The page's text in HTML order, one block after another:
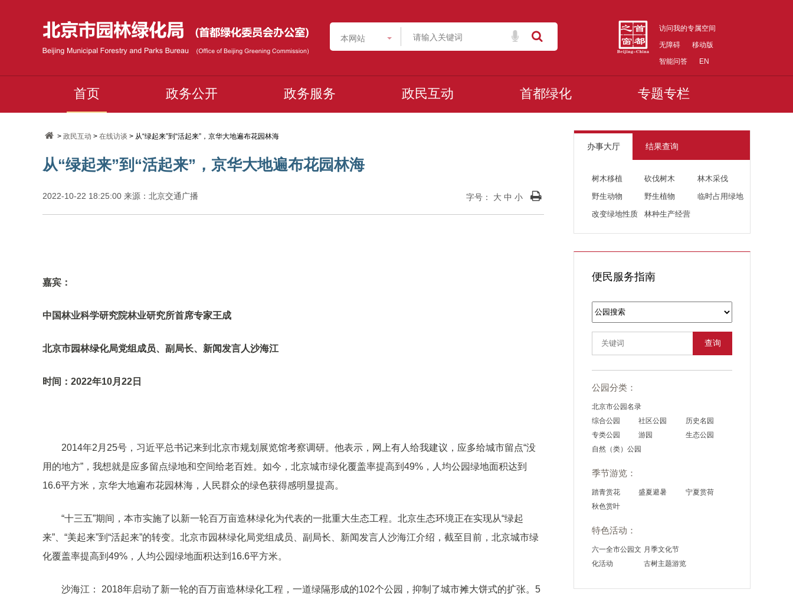
本网站
访问我的专属空间
无障碍
移动版
智能问答
EN
首页 政务公开 政务服务 政民互动 首都绿化 专题专栏
>政民互动 >在线访谈 > 从“绿起来”到“活起来”，京华大地遍布花园林海
从“绿起来”到“活起来”，京华大地遍布花园林海
字号： 大 中 小
2022-10-22 18:25:00 来源：北京交通广播
嘉宾：
中国林业科学研究院林业研究所首席专家王成
北京市园林绿化局党组成员、副局长、新闻发言人沙海江
时间：2022年10月22日
2014年2月25号，习近平总书记来到北京市规划展览馆考察调研。他表示，网上有人给我建议，应多给城市留点“没
用的地方”，我想就是应多留点绿地和空间给老百姓。如今，北京城市绿化覆盖率提高到49%，人均公园绿地面积达到
16.6平方米，京华大地遍布花园林海，人民群众的绿色获得感明显提高。
“十三五”期间，本市实施了以新一轮百万亩造林绿化为代表的一批重大生态工程。北京生态环境正在实现从“绿起
来”、“美起来”到“活起来”的转变。北京市园林绿化局党组成员、副局长、新闻发言人沙海江介绍，截至目前，北京城市绿
化覆盖率提高到49%，人均公园绿地面积达到16.6平方米。
沙海江： 2018年启动了新一轮的百万亩造林绿化工程，一道绿隔形成的102个公园，抑制了城市摊大饼式的扩张。5
办事大厅 结果查询
树木移植 砍伐树木
林木采伐
野生动物
野生植物
临时占用绿地
改变绿地性质
林种生产经营
便民服务指南
查询
公园分类：
北京市公园名录
综合公园
社区公园
历史名园
专类公园
游园
生态公园
自然（类）公园
季节游览：
踏青赏花 盛夏避暑
宁夏赏荷
秋色赏叶
特色活动：
六一全市公园文
化活动
月季文化节
古树主题游览